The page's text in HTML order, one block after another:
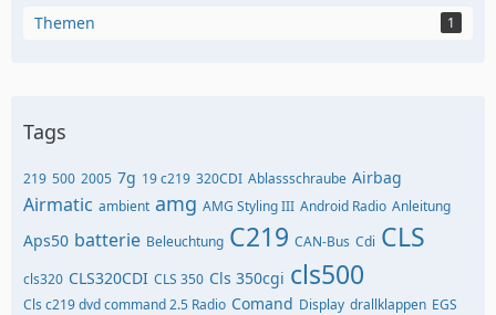
Themen 1
Tags
219 500 2005 7g 19 c219 320CDI Ablassschraube Airbag
Airmatic ambient amg AMG Styling III Android Radio Anleitung
Aps50 batterie Beleuchtung C219 CAN-Bus Cdi CLS
cls320 CLS320CDI CLS 350 Cls 350cgi cls500
Cls c219 dvd command 2.5 Radio Comand Display drallklappen EGS